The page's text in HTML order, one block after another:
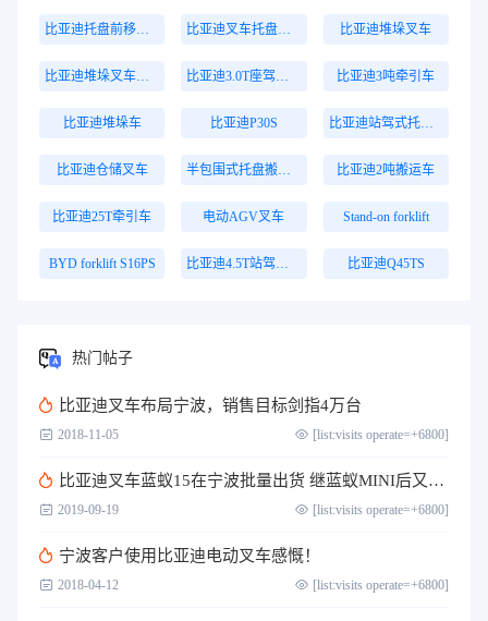
比亚迪托盘前移叉车 比亚迪叉车托盘搬运车 比亚迪堆垛叉车
比亚迪堆垛叉车价格 比亚迪3.0T座驾式牵引车 比亚迪3吨牵引车
比亚迪堆垛车 比亚迪P30S 比亚迪站驾式托盘搬运车
比亚迪仓储叉车 半包围式托盘搬运车 比亚迪2吨搬运车
比亚迪25T牵引车 电动AGV叉车 Stand-on forklift
BYD forklift S16PS 比亚迪4.5T站驾式牵引车 比亚迪Q45TS
热门帖子
比亚迪叉车布局宁波，销售目标剑指4万台
2018-11-05 [list:visits operate=+6800]
比亚迪叉车蓝蚁15在宁波批量出货 继蓝蚁MINI后又一壮举
2019-09-19 [list:visits operate=+6800]
宁波客户​使用比亚迪电动叉车感慨！
2018-04-12 [list:visits operate=+6800]